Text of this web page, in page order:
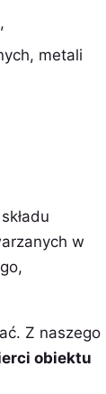
,
metali
w
Z naszego
obiektu